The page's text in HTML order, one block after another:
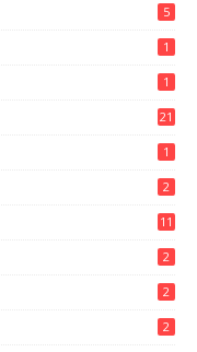
5
1
1
21
1
2
11
2
2
2